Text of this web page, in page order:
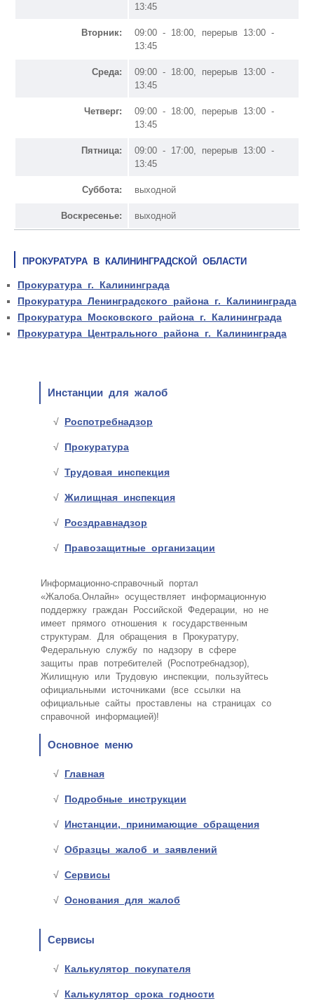
13:45
Вторник:
09:00 - 18:00, перерыв 13:00 -
13:45
Среда:
09:00 - 18:00, перерыв 13:00 -
13:45
Четверг:
09:00 - 18:00, перерыв 13:00 -
13:45
Пятница:
09:00 - 17:00, перерыв 13:00 -
13:45
Суббота: выходной
Воскресенье: выходной
ПРОКУРАТУРА В КАЛИНИНГРАДСКОЙ ОБЛАСТИ
Прокуратура г. Калининграда
Прокуратура Ленинградского района г. Калининграда
Прокуратура Московского района г. Калининграда
Прокуратура Центрального района г. Калининграда
Инстанции для жалоб
Роспотребнадзор
Прокуратура
Трудовая инспекция
Жилищная инспекция
Росздравнадзор
Правозащитные организации
Информационно-справочный портал
«Жалоба.Онлайн» осуществляет информационную
поддержку граждан Российской Федерации, но не
имеет прямого отношения к государственным
структурам. Для обращения в Прокуратуру,
Федеральную службу по надзору в сфере
защиты прав потребителей (Роспотребнадзор),
Жилищную или Трудовую инспекции, пользуйтесь
официальными источниками (все ссылки на
официальные сайты проставлены на страницах со
справочной информацией)!
Основное меню
Главная
Подробные инструкции
Инстанции, принимающие обращения
Образцы жалоб и заявлений
Сервисы
Основания для жалоб
Сервисы
Калькулятор покупателя
Калькулятор срока годности